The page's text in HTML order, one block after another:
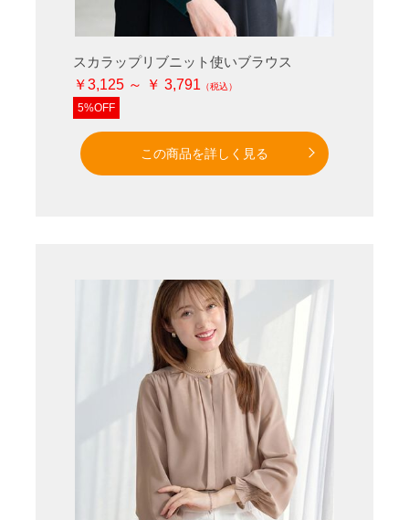
スカラップリブニット使いブラウス
￥3,125 ～ ￥ 3,791
5%OFF
この商品を詳しく見る